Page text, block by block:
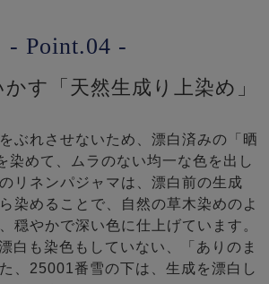
- Point.04 -
す「天然生成り上染め」
ぶれさせないため、漂白済みの「晒
染めて、ムラのない均一な色を出し
リネンパジャマは、漂白前の生成
染めることで、自然の草木染めのよ
穏やかで深い色に仕上げています。
白も染色もしていない、「ありのま
、25001番雪の下は、生成を漂白し